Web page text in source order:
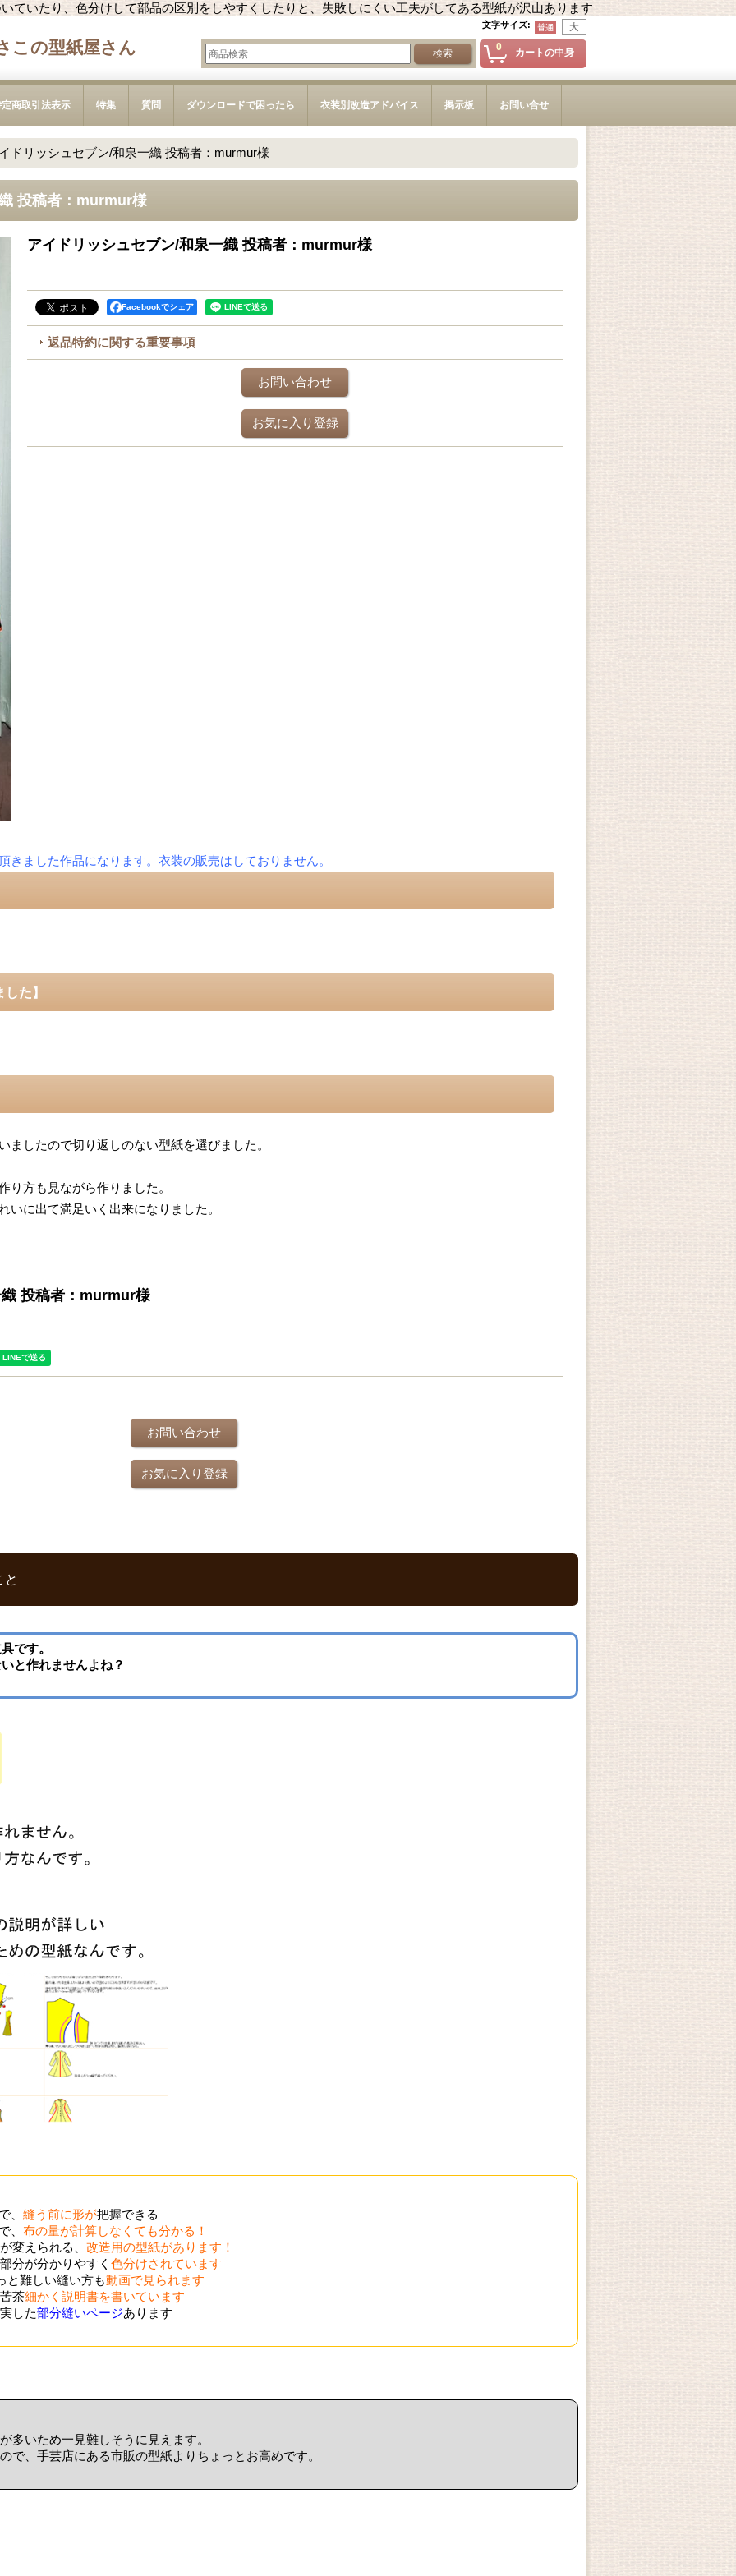
ていたり、色分けして部品の区別をしやすくしたりと、失敗しにくい工夫がしてある型紙が沢山あります
文字サイズ:
この型紙屋さん 0 カートの中身
商取引法表示 特集 質問 ダウンロードで困ったら 衣装別改造アドバイス 掲示板 お問い合せ
ドリッシュセブン/和泉一織 投稿者：murmur様
投稿者：murmur様
アイドリッシュセブン/和泉一織 投稿者：murmur様
Facebookでシェア
返品特約に関する重要事項
お問い合わせ
お気に入り登録
きました作品になります。衣装の販売はしておりません。
た】
ましたので切り返しのない型紙を選びました。
り方も見ながら作りました。
いに出て満足いく出来になりました。
投稿者：murmur様
お問い合わせ
お気に入り登録
と
です。
と作れませんよね？
、 縫う前に形が把握できる
、 布の量が計算しなくても分かる！
変えられる、 改造用の型紙があります！
分が分かりやすく 色分けされています
と難しい縫い方も動画で見られます
茶細かく説明書を書いています
した部分縫いページあります
多いため一見難しそうに見えます。
で、手芸店にある市販の型紙よりちょっとお高めです。